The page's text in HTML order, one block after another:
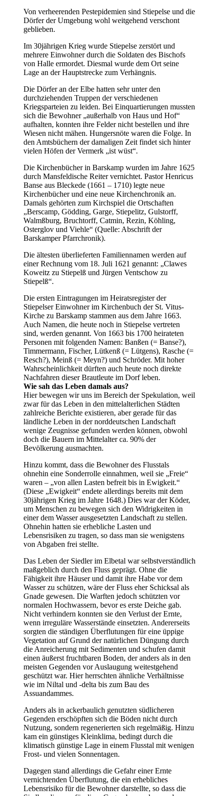
Von verheerenden Pestepidemien sind Stiepelse und die
Dörfer der Umgebung wohl weitgehend verschont
geblieben.
Im 30jährigen Krieg wurde Stiepelse zerstört und
mehrere Einwohner durch die Soldaten des Bischofs
von Halle ermordet. Diesmal wurde dem Ort seine
Lage an der Hauptstrecke zum Verhängnis.
Die Dörfer an der Elbe hatten sehr unter den
durchziehenden Truppen der verschiedenen
Kriegsparteien zu leiden. Bei Einquartierungen mussten
sich die Bewohner „außerhalb von Haus und Hof“
aufhalten, konnten ihre Felder nicht bestellen und ihre
Wiesen nicht mähen. Hungersnöte waren die Folge. In
den Amtsbüchern der damaligen Zeit findet sich hinter
vielen Höfen der Vermerk „ist wüst“.
Die Kirchenbücher in Barskamp wurden im Jahre 1625
durch Mansfeldische Reiter vernichtet. Pastor Henricus
Banse aus Bleckede (1661 – 1710) legte neue
Kirchenbücher und eine neue Kirchenchronik an.
Damals gehörten zum Kirchspiel die Ortschaften
„Berscamp, Gödding, Garge, Stiepelitz, Gulstorff,
Walmßburg, Bruchtorff, Catmin, Rezin, Köhling,
Osterglov und Viehle“ (Quelle: Abschrift der
Barskamper Pfarrchronik).
Die ältesten überlieferten Familiennamen werden auf
einer Rechnung vom 18. Juli 1621 genannt: „Clawes
Koweitz zu Stiepelß und Jürgen Ventschow zu
Stiepelß“.
Die ersten Eintragungen im Heiratsregister der
Stiepelser Einwohner im Kirchenbuch der St. Vitus-
Kirche zu Barskamp stammen aus dem Jahre 1663.
Auch Namen, die heute noch in Stiepelse vertreten
sind, werden genannt. Von 1663 bis 1700 heirateten
Personen mit folgenden Namen: Banßen (= Banse?),
Timmermann, Fischer, Lütkenß (= Lütgens), Rasche (=
Resch?), Meinß (= Meyn?) und Schröder. Mit hoher
Wahrscheinlichkeit dürften auch heute noch direkte
Nachfahren dieser Brautleute im Dorf leben.
Wie sah das Leben damals aus?
Hier bewegen wir uns im Bereich der Spekulation, weil
zwar für das Leben in den mittelalterlichen Städten
zahlreiche Berichte existieren, aber gerade für das
ländliche Leben in der norddeutschen Landschaft
wenige Zeugnisse gefunden werden können, obwohl
doch die Bauern im Mittelalter ca. 90% der
Bevölkerung ausmachten.
Hinzu kommt, dass die Bewohner des Flusstals
ohnehin eine Sonderrolle einnahmen, weil sie „Freie“
waren – „von allen Lasten befreit bis in Ewigkeit.“
(Diese „Ewigkeit“ endete allerdings bereits mit dem
30jährigen Krieg im Jahre 1648.) Dies war der Köder,
um Menschen zu bewegen sich den Widrigkeiten in
einer dem Wasser ausgesetzten Landschaft zu stellen.
Ohnehin hatten sie erhebliche Lasten und
Lebensrisiken zu tragen, so dass man sie wenigstens
von Abgaben frei stellte.
Das Leben der Siedler im Elbetal war selbstverständlich
maßgeblich durch den Fluss geprägt. Ohne die
Fähigkeit ihre Häuser und damit ihre Habe vor dem
Wasser zu schützen, wäre der Fluss eher Schicksal als
Gnade gewesen. Die Warften jedoch schützten vor
normalen Hochwassern, bevor es erste Deiche gab.
Nicht verhindern konnten sie den Verlust der Ernte,
wenn irreguläre Wasserstände einsetzten. Andererseits
sorgten die ständigen Überflutungen für eine üppige
Vegetation auf Grund der natürlichen Düngung durch
die Anreicherung mit Sedimenten und schufen damit
einen äußerst fruchtbaren Boden, der anders als in den
meisten Gegenden vor Auslaugung weitestgehend
geschützt war. Hier herrschten ähnliche Verhältnisse
wie im Niltal und -delta bis zum Bau des
Assuandammes.
Anders als in ackerbaulich genutzten südlicheren
Gegenden erschöpften sich die Böden nicht durch
Nutzung, sondern regenerierten sich regelmäßig. Hinzu
kam ein günstiges Kleinklima, bedingt durch die
klimatisch günstige Lage in einem Flusstal mit wenigen
Frost- und vielen Sonnentagen.
Dagegen stand allerdings die Gefahr einer Ernte
vernichtenden Überflutung, die ein erhebliches
Lebensrisiko für die Bewohner darstellte, so dass die